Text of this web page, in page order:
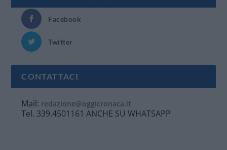
Facebook
Twitter
CONTATTACI
Mail: redazione@oggicronaca.it
Tel. 339.4501161 ANCHE SU WHATSAPP